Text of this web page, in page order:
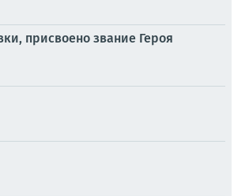
присвоено звание Героя